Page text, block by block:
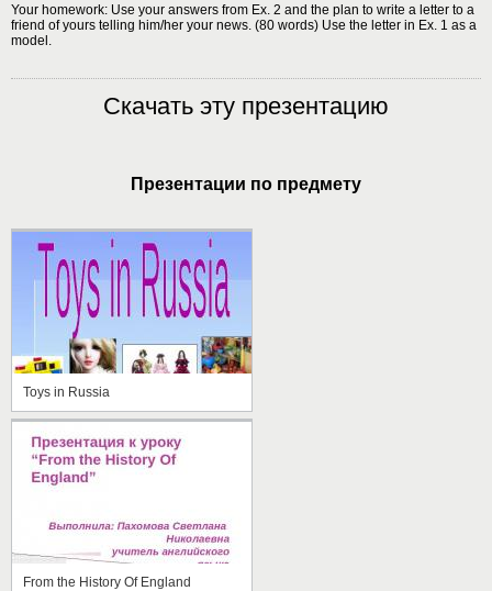
Your homework: Use your answers from Ex. 2 and the plan to write a letter to a
friend of yours telling him/her your news. (80 words) Use the letter in Ex. 1 as a
model.
Скачать эту презентацию
Презентации по предмету
Toys in Russia
From the History Of England